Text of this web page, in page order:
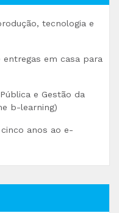
tecnologia e
entregas em casa para
e Gestão da
b-learning)
anos ao e-